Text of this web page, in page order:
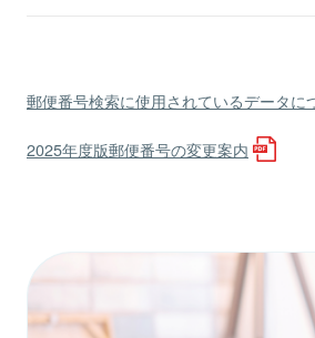
郵便番号検索に使用されているデータに
2025年度版郵便番号の変更案内